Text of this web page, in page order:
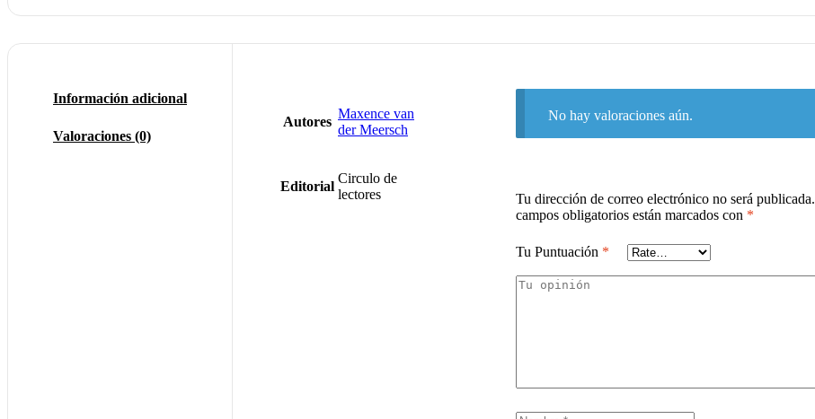
Información adicional
Valoraciones (0)
Autores
Maxence van
der Meersch
Editorial
Circulo de
lectores
No hay valoraciones aún.
Tu dirección de correo electrónico no será publicada.
campos obligatorios están marcados con *
Tu Puntuación *